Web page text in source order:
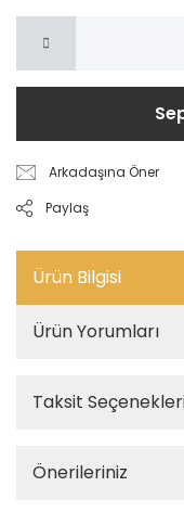
Arkadaşına Öner
Paylaş
Ürün Bilgisi
Ürün Yorumları
Taksit
Önerileriniz